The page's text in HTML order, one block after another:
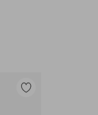
Tilføj